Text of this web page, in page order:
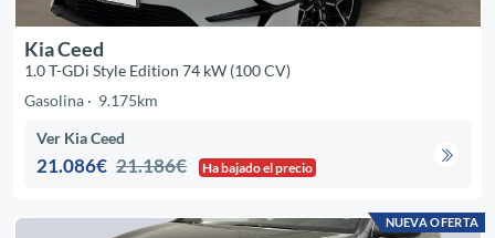
Kia Ceed
1.0 T-GDi Style Edition 74 kW (100 CV)
Gasolina
9.175km
Ver Kia Ceed
21.086€ 21.186€ Ha bajado el precio
NUEVA OFERTA